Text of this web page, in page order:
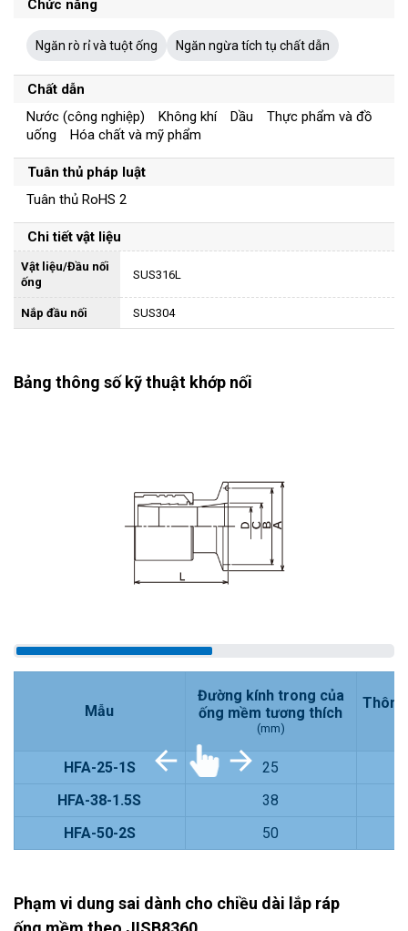
Chức năng
Ngăn rò rỉ và tuột ống Ngăn ngừa tích tụ chất dẫn
Chất dẫn
Nước (công nghiệp) Không khí Dầu Thực phẩm và đồ
uống Hóa chất và mỹ phẩm
Tuân thủ pháp luật
Tuân thủ RoHS 2
Chi tiết vật liệu
Vật liệu/Đầu nối
ống
SUS316L
Nắp đầu nối SUS304
Bảng thông số kỹ thuật khớp nối
Mẫu
Đường kính trong của
ống mềm tương thích
(mm)
HFA-25-1S
25
HFA-38-1.5S
38
HFA-50-2S
50
Phạm vi dung sai dành cho chiều dài lắp ráp